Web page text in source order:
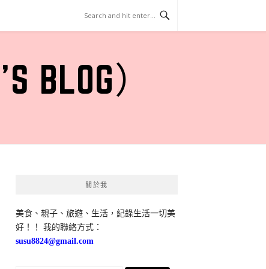
）
關於我
美食、親子、旅遊、生活，紀錄生活一切美
好！！ 我的聯絡方式：
susu8824@gmail.com